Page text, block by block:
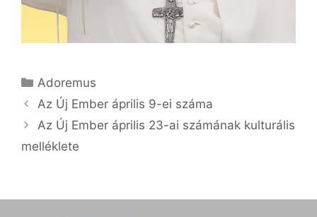
Kategória
Adoremus
Az Új Ember április 9-ei száma
Az Új Ember április 23-ai számának kulturális
melléklete